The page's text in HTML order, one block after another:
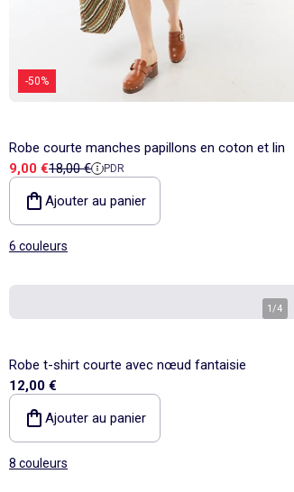
-50%
Robe courte manches papillons en coton et lin
Prix de vente
9,00 €Prix de référence
18,00 € PDR
Ajouter au panier
6 couleurs
1/4
Robe t-shirt courte avec nœud fantaisie
12,00 €
Ajouter au panier
8 couleurs